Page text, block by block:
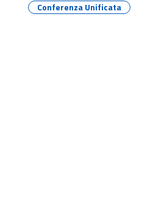
Conferenza Unificata